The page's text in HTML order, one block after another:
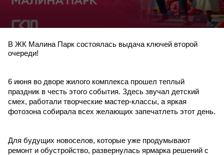
В ЖК Малина Парк состоялась выдача ключей второй
очереди!
6 июня во дворе жилого комплекса прошел теплый
праздник в честь этого события. Здесь звучал детский
смех, работали творческие мастер-классы, а яркая
фотозона собирала всех желающих запечатлеть этот день.
Для будущих новоселов, которые уже продумывают
ремонт и обустройство, развернулась ярмарка решений с